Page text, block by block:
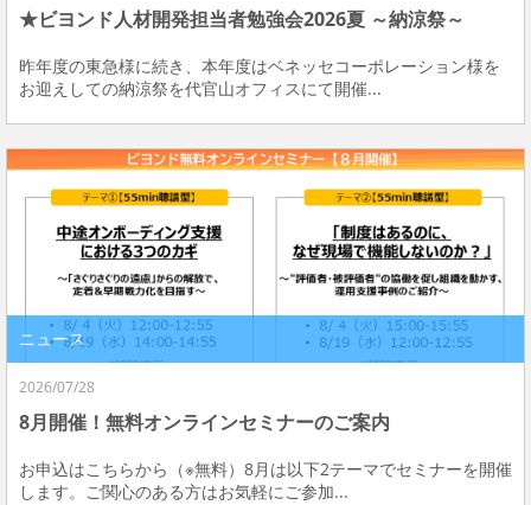
★ビヨンド人材開発担当者勉強会2026夏 ～納涼祭～
昨年度の東急様に続き、本年度はベネッセコーポレーション様を
お迎えしての納涼祭を代官山オフィスにて開催...
ニュース
2026/07/28
8月開催！無料オンラインセミナーのご案内
お申込はこちらから（※無料）8月は以下2テーマでセミナーを開催
します。ご関心のある方はお気軽にご参加...